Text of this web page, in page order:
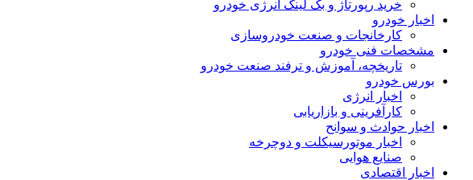
خرید رپورتاژ و بک لینک انرژی خودرو
اخبار خودرو
کارخانجات و صنعت خودروسازی
مشخصات فنی خودرو
تاریخچه، آموزش و ترفند صنعت خودرو
بورس خودرو
اخبار انرژی
کارآفرینی و بازاریابی
اخبار حوادث و سوانح
اخبار موتورسیکلت و دوچرخه
صنایع هوایی
اخبار اقتصادی